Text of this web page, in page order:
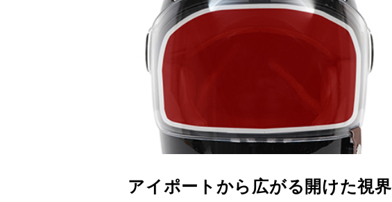
アイポートから広がる開けた視界